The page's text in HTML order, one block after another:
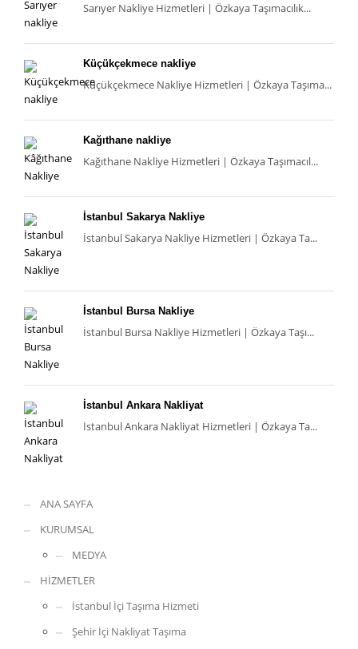
Sarıyer Nakliye Hizmetleri | Özkaya Taşımacılık...
Küçükçekmece nakliye
Küçükçekmece Nakliye Hizmetleri | Özkaya Taşıma...
Kağıthane nakliye
Kağıthane Nakliye Hizmetleri | Özkaya Taşımacıl...
İstanbul Sakarya Nakliye
İstanbul Sakarya Nakliye Hizmetleri | Özkaya Ta...
İstanbul Bursa Nakliye
İstanbul Bursa Nakliye Hizmetleri | Özkaya Taşı...
İstanbul Ankara Nakliyat
İstanbul Ankara Nakliyat Hizmetleri | Özkaya Ta...
ANA SAYFA
KURUMSAL
MEDYA
HİZMETLER
İstanbul İçi Taşıma Hizmeti
Şehir İçi Nakliyat Taşıma